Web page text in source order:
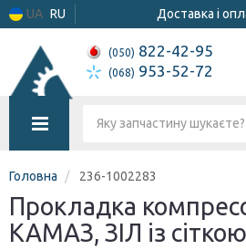
UA RU Доставка і
(050) 822-42-95
(068) 953-52-72
Головна 236-1002283
Прокладка
КАМАЗ, ЗІЛ із сіткою